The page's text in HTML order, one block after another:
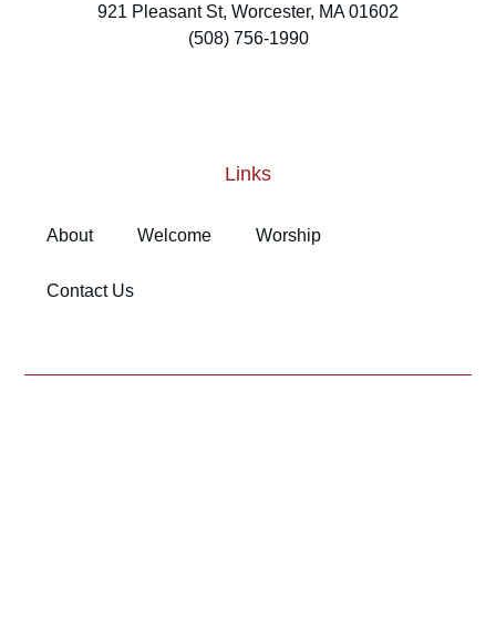
921 Pleasant St, Worcester, MA 01602
(508) 756-1990
Links
About Welcome Worship
Contact Us